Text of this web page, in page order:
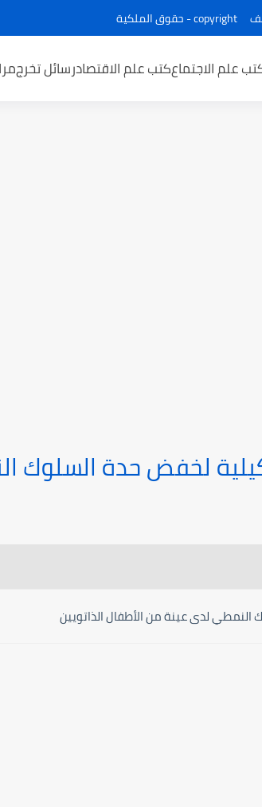
copyright - حقوق الملكية
علم الاجتماعكتب علم الاقتصادرسائل تخرج
لخفض حدة السلوك
لدى عينة من الأطفال الذاتويين